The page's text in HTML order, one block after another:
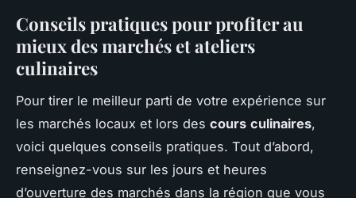
Conseils pratiques pour profiter au
mieux des marchés et ateliers
culinaires
Pour tirer le meilleur parti de votre expérience sur
les marchés locaux et lors des cours culinaires,
voici quelques conseils pratiques. Tout d’abord,
renseignez-vous sur les jours et heures
d’ouverture des marchés dans la région que vous